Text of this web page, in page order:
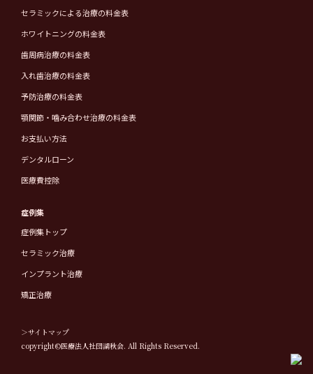
セラミックによる治療の料金表
ホワイトニングの料金表
歯周病治療の料金表
入れ歯治療の料金表
予防治療の料金表
顎関節・噛み合わせ治療の料金表
お支払い方法
デンタルローン
医療費控除
症例集
症例集トップ
セラミック治療
インプラント治療
矯正治療
＞サイトマップ
copyright©医療法人社団湖秋会. All Rights Reserved.